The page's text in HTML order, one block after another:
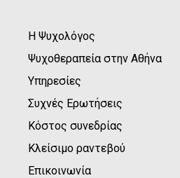
Η Ψυχολόγος
Ψυχοθεραπεία στην Αθήνα
Υπηρεσίες
Συχνές Ερωτήσεις
Κόστος συνεδρίας
Κλείσιμο ραντεβού
Επικοινωνία